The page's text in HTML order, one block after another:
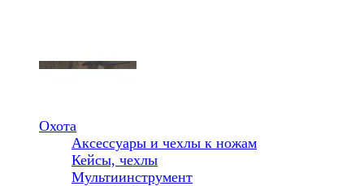
Охота
Аксессуары и чехлы к ножам
Кейсы, чехлы
Мультиинструмент